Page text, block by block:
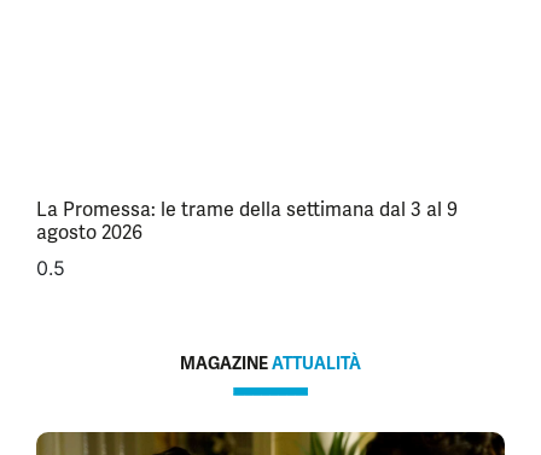
La Promessa: le trame della settimana dal 3 al 9
agosto 2026
MAGAZINEATTUALITÀ